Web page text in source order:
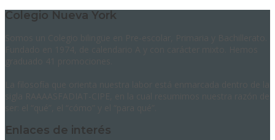
Colegio Nueva York
Enlaces de interés